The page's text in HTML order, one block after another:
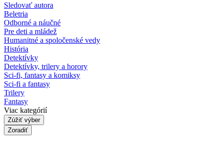
Sledovať autora
Beletria
Odborné a náučné
Pre deti a mládež
Humanitné a spoločenské vedy
História
Detektívky
Detektívky, trilery a horory
Sci-fi, fantasy a komiksy
Sci-fi a fantasy
Trilery
Fantasy
Viac kategórií
Zúžiť výber
Zoradiť